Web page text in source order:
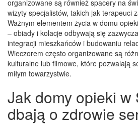
organizowane są również spacery na
wizyty specjalistów, takich jak terapeuci
Ważnym elementem życia w domu
– obiady i kolacje odbywają się
integracji mieszkańców i budowaniu
Wieczorem często organizowane są
kulturalne lub filmowe, które pozwalają
miłym towarzystwie.
Jak domy opieki w
dbają o zdrowie